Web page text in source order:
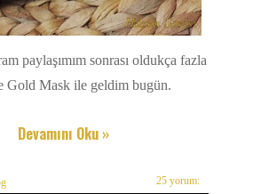
paylaşımım sonrası oldukça fazla
Gold Mask ile geldim bugün.
Devamını Oku »
25 yorum: